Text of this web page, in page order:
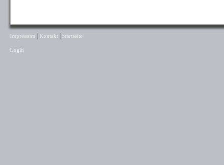
Impressum Kontakt Startseite
Login